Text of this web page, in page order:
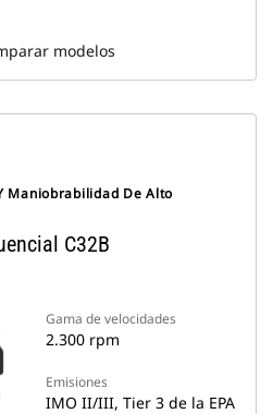
modelos
Maniobrabilidad De Alto
C32B
Gama de velocidades
2.300 rpm
Emisiones
IMO II/III, Tier 3 de la EPA